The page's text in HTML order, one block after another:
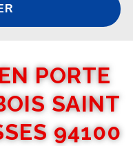
PORTE
SAINT
94100